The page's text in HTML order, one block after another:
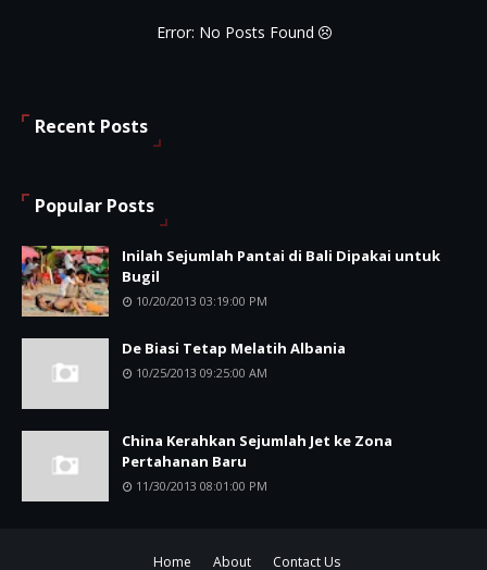
Error: No Posts Found
Recent Posts
Popular Posts
Inilah Sejumlah Pantai di Bali Dipakai untuk
Bugil
10/20/2013 03:19:00 PM
De Biasi Tetap Melatih Albania
10/25/2013 09:25:00 AM
China Kerahkan Sejumlah Jet ke Zona
Pertahanan Baru
11/30/2013 08:01:00 PM
Home About Contact Us